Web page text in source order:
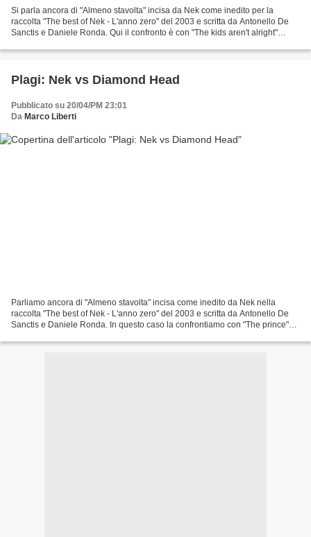
Si parla ancora di "Almeno stavolta" incisa da Nek come inedito per la
raccolta "The best of Nek - L'anno zero" del 2003 e scritta da Antonello De
Sanctis e Daniele Ronda. Qui il confronto è con "The kids aren't alright"
Plagi: Nek vs Diamond Head
Pubblicato su 20/04/PM 23:01
Da Marco Liberti
Parliamo ancora di "Almeno stavolta" incisa come inedito da Nek nella
raccolta "The best of Nek - L'anno zero" del 2003 e scritta da Antonello De
Sanctis e Daniele Ronda. In questo caso la confrontiamo con "The prince"